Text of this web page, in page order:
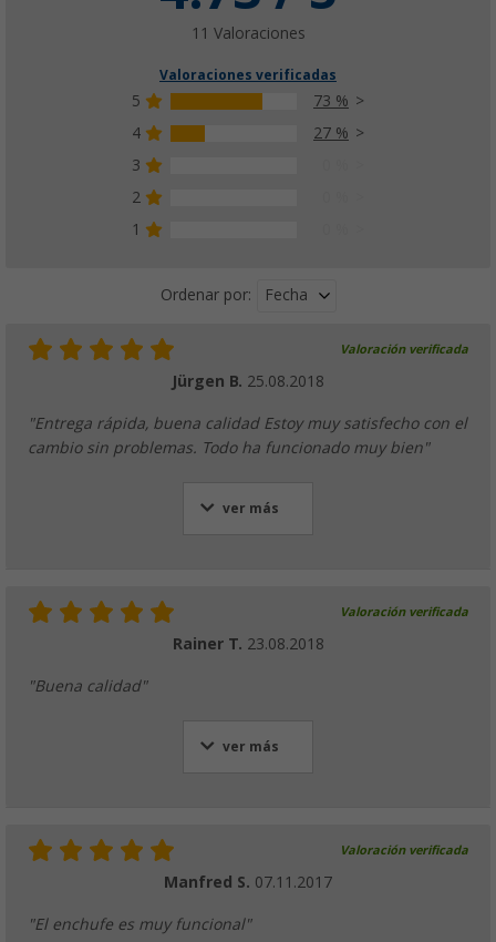
11 Valoraciones
Valoraciones verificadas
5
73 %
4
27 %
3
2
1
Ordenar por: Fecha
Valoración verificada
Jürgen B. 25.08.2018
"Entrega rápida, buena calidad Estoy muy satisfecho con el
cambio sin problemas. Todo ha funcionado muy bien"
ver más
Valoración verificada
Rainer T. 23.08.2018
"Buena calidad"
ver más
Valoración verificada
Manfred S. 07.11.2017
"El enchufe es muy funcional"